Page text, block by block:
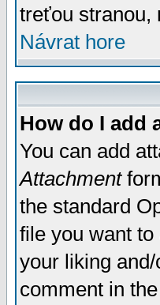
treťou stranou,
Návrat hore
How do I add
You can add
Attachment
the standard
file you want
your liking
comment in the